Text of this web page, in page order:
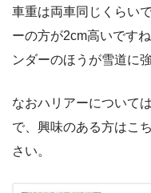
車重は両車同じくらい
ーの方が2cm高いです
ンダーのほうが雪道に
なおハリアーについて
で、興味のある方はこ
さい。